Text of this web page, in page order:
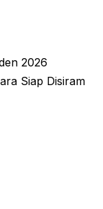
2026
Siap Disiram